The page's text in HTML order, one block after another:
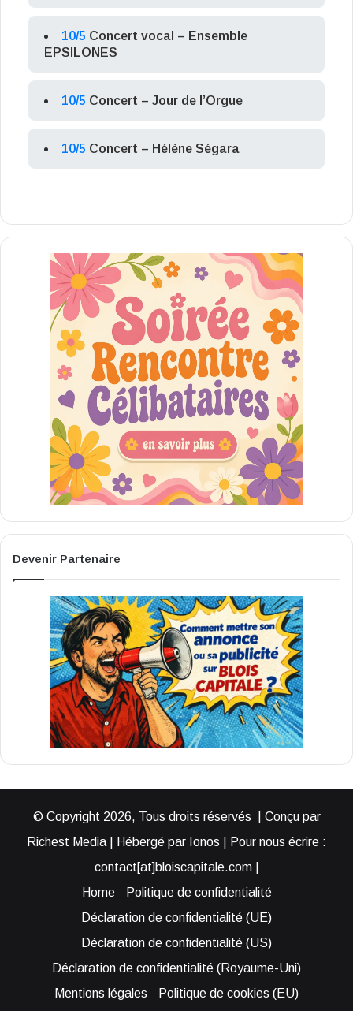
10/5 Concert vocal – Ensemble
EPSILONES
10/5 Concert – Jour de l’Orgue
10/5 Concert – Hélène Ségara
Devenir Partenaire
© Copyright 2026, Tous droits réservés | Conçu par
Richest Media | Hébergé par Ionos | Pour nous écrire :
contact[at]bloiscapitale.com |
Home
Politique de confidentialité
Déclaration de confidentialité (UE)
Déclaration de confidentialité (US)
Déclaration de confidentialité (Royaume-Uni)
Mentions légales
Politique de cookies (EU)